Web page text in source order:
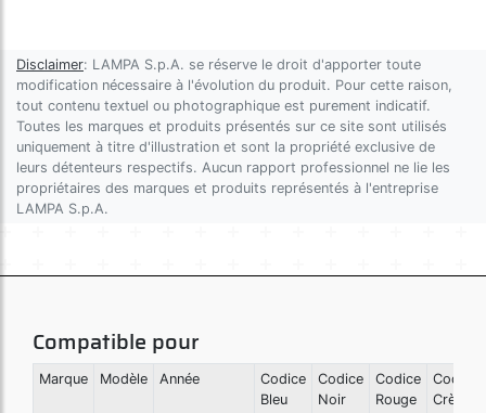
Disclaimer: LAMPA S.p.A. se réserve le droit d'apporter toute
modification nécessaire à l'évolution du produit. Pour cette raison,
tout contenu textuel ou photographique est purement indicatif.
Toutes les marques et produits présentés sur ce site sont utilisés
uniquement à titre d'illustration et sont la propriété exclusive de
leurs détenteurs respectifs. Aucun rapport professionnel ne lie les
propriétaires des marques et produits représentés à l'entreprise
LAMPA S.p.A.
Compatible pour
Marque Modèle Année
Codice
Bleu
Codice
Noir
Codice
Rouge
Codice
Crème